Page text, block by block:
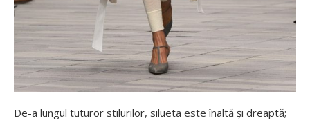
De-a lungul tuturor stilurilor, silueta este înaltă și dreaptă;